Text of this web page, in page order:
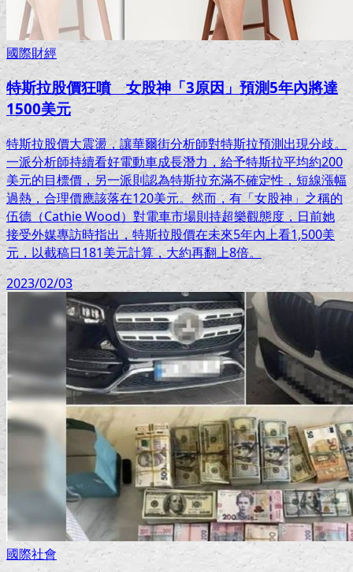
國際財經
特斯拉股價狂噴 女股神「3原因」預測5年內將達
1500美元
特斯拉股價大震盪，讓華爾街分析師對特斯拉預測出現分歧。
一派分析師持續看好電動車成長潛力，給予特斯拉平均約200
美元的目標價，另一派則認為特斯拉充滿不確定性，短線漲幅
過熱，合理價應該落在120美元。然而，有「女股神」之稱的
伍德（Cathie Wood）對電車市場則持超樂觀態度，日前她
接受外媒專訪時指出，特斯拉股價在未來5年內上看1,500美
元，以截稿日181美元計算，大約再翻上8倍。
2023/02/03
國際社會